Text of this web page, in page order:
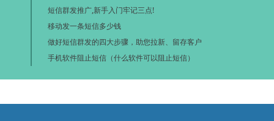
短信群发推广,新手入门牢记三点!
移动发一条短信多少钱
做好短信群发的四大步骤，助您拉新、留存客户
手机软件阻止短信（什么软件可以阻止短信）